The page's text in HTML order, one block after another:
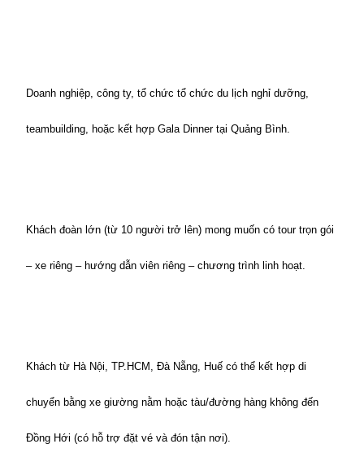
Doanh nghiệp, công ty, tổ chức tổ chức du lịch nghỉ dưỡng,
teambuilding, hoặc kết hợp Gala Dinner tại Quảng Bình.
Khách đoàn lớn (từ 10 người trở lên) mong muốn có tour trọn gói
– xe riêng – hướng dẫn viên riêng – chương trình linh hoạt.
Khách từ Hà Nội, TP.HCM, Đà Nẵng, Huế có thể kết hợp di
chuyển bằng xe giường nằm hoặc tàu/đường hàng không đến
Đồng Hới (có hỗ trợ đặt vé và đón tận nơi).